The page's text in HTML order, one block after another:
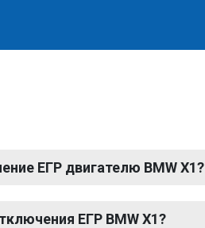
ЕГР двигателю BMW X1?
ЕГР BMW X1?